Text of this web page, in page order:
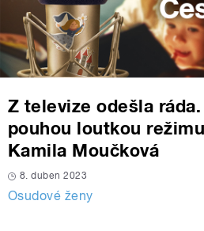
Z televize odešla
pouhou loutkou
Kamila Moučková
8. duben 2023
Osudové ženy